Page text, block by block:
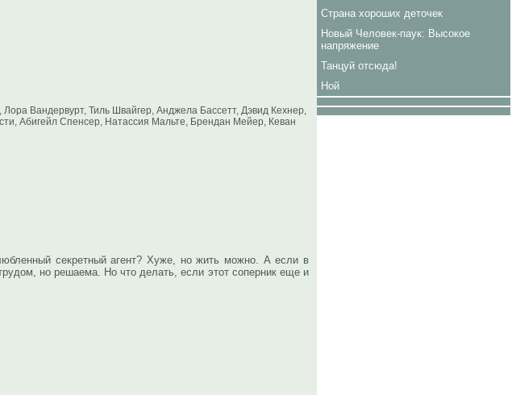
Вандервурт, Тиль Швайгер, Анджела Бассетт, Дэвид Кехнер,
Абигейл Спенсер, Натассия Мальте, Брендан Мейер, Кеван
секретный агент? Хуже, но жить можно. А если в
но решаема. Но что делать, если этот соперник еще и
Страна хороших деточек
Новый Человек-паук: Высокое
напряжение
Танцуй отсюда!
Ной